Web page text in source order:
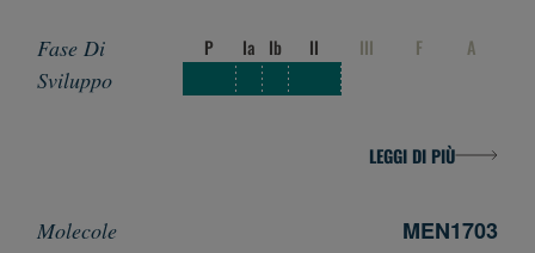
P Ia Ib II III F A
LEGGI DI PIÙ
MEN1703